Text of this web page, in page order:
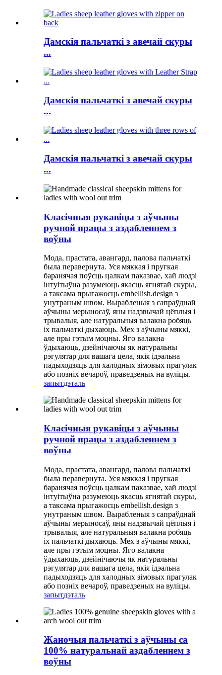
Дамскія пальчаткі з авечай скуры
...
Дамскія пальчаткі з авечай скуры
...
Дамскія пальчаткі з авечай скуры
...
Класічныя рукавіцы з аўчыны
ручной працы з аздабленнем з
воўны
Мода, прастата, авангард, палова пальчаткі
была перавернута. Уся мяккая і пругкая
баранячая поўсць цалкам паказвае, хай людзі
інтуітыўна разумеюць якасць ягнятай скуры,
а таксама прыгажосць embellish.design з
унутраным швом. Вырабленыя з сапраўднай
аўчыны мерыносаў, яны надзвычай цёплыя і
трывалыя, але натуральныя валакна робяць
іх пальчаткі дыхаюць. Мех з аўчыны мяккі,
але пры гэтым моцны. Яго валакна
ўдыхаюць, дзейнічаючы як натуральны
рэгулятар для вашага цела, якія ідэальна
падыходзяць для халодных зімовых прагулак
або позніх вечароў, праведзеных на вуліцы.
запытдэталь
Класічныя рукавіцы з аўчыны
ручной працы з аздабленнем з
воўны
Мода, прастата, авангард, палова пальчаткі
была перавернута. Уся мяккая і пругкая
баранячая поўсць цалкам паказвае, хай людзі
інтуітыўна разумеюць якасць ягнятай скуры,
а таксама прыгажосць embellish.design з
унутраным швом. Вырабленыя з сапраўднай
аўчыны мерыносаў, яны надзвычай цёплыя і
трывалыя, але натуральныя валакна робяць
іх пальчаткі дыхаюць. Мех з аўчыны мяккі,
але пры гэтым моцны. Яго валакна
ўдыхаюць, дзейнічаючы як натуральны
рэгулятар для вашага цела, якія ідэальна
падыходзяць для халодных зімовых прагулак
або позніх вечароў, праведзеных на вуліцы.
запытдэталь
Жаночыя пальчаткі з аўчыны са
100% натуральнай аздабленнем з
воўны